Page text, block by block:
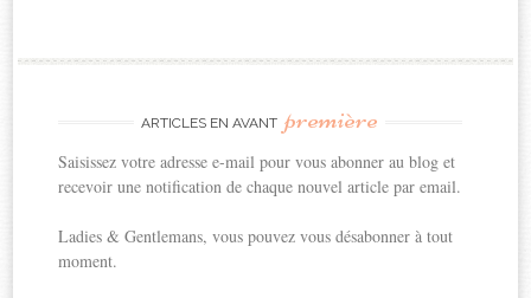
ARTICLES EN AVANT première
Saisissez votre adresse e-mail pour vous abonner au blog et
recevoir une notification de chaque nouvel article par email.
Ladies & Gentlemans, vous pouvez vous désabonner à tout
moment.